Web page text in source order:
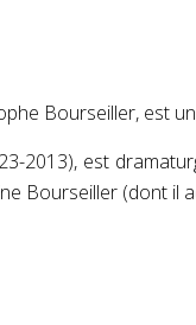
Bourseiller, est
2013), est
Bourseiller (dont